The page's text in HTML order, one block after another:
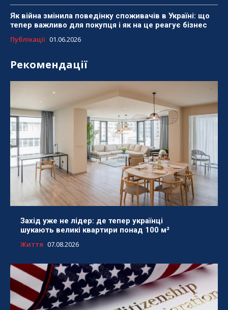
Як війна змінила поведінку споживачів в Україні: що
тепер важливо для покупця і як на це реагує бізнес
Публікації 01.06.2026
Рекомендації
Захід уже не лідер: де тепер українці
шукають великі квартири понад 100 м²
Життя 07.08.2026